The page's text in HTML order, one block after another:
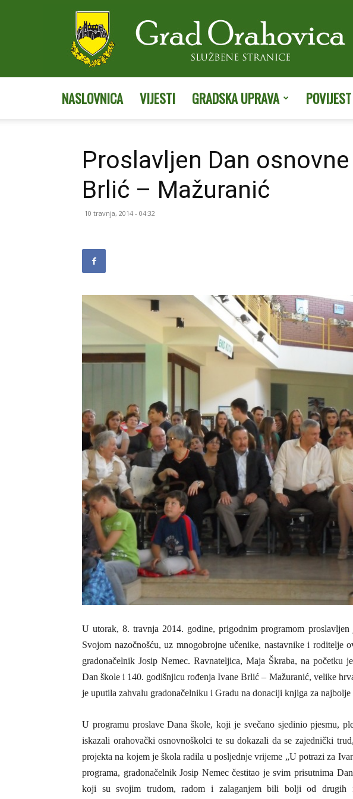
NASLOVNICA VIJESTI GRADSKA UPRAVA POVIJEST
Proslavljen Dan
Brlić – Mažuranić
10 travnja, 2014 - 04:32
U utorak, 8. travnja 2014. godine, prigodnim programom
Svojom nazočnošću, uz mnogobrojne učenike, nastavnike i roditelje
gradonačelnik Josip Nemec. Ravnateljica, Maja Škraba, na početku
Dan škole i 140. godišnjicu rođenja Ivane Brlić – Mažuranić, velike
je uputila zahvalu gradonačelniku i Gradu na donaciji knjiga za najbolje
U programu proslave Dana škole, koji je svečano sjedinio pjesmu,
iskazali orahovački osnovnoškolci te su dokazali da se zajednički
projekta na kojem je škola radila u posljednje vrijeme „U potrazi za
programa, gradonačelnik Josip Nemec čestitao je svim prisutnima
koji su svojim trudom, radom i zalaganjem bili bolji od drugih